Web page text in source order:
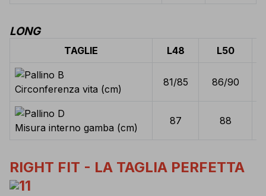
LONG
TAGLIE L48 L50
Circonferenza vita (cm)
81/85 86/90
Misura interno gamba (cm)
87 88
RIGHT FIT - LA TAGLIA PERFETTA